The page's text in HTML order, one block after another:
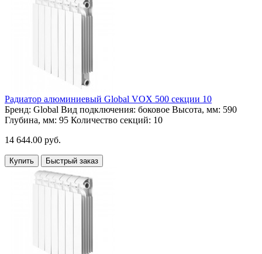
Радиатор алюминиевый Global VOX 500 секции 10
Бренд: Global Вид подключения: боковое Высота, мм: 590
Глубина, мм: 95 Количество секций: 10
14 644.00 руб.
Купить Быстрый заказ